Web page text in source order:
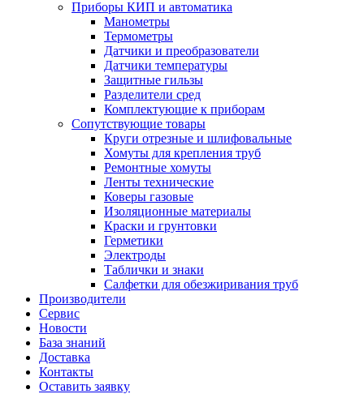
Приборы КИП и автоматика
Манометры
Термометры
Датчики и преобразователи
Датчики температуры
Защитные гильзы
Разделители сред
Комплектующие к приборам
Сопутствующие товары
Круги отрезные и шлифовальные
Хомуты для крепления труб
Ремонтные хомуты
Ленты технические
Коверы газовые
Изоляционные материалы
Краски и грунтовки
Герметики
Электроды
Таблички и знаки
Салфетки для обезжиривания труб
Производители
Сервис
Новости
База знаний
Доставка
Контакты
Оставить заявку